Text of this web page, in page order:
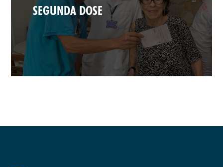
SEGUNDA DOSE